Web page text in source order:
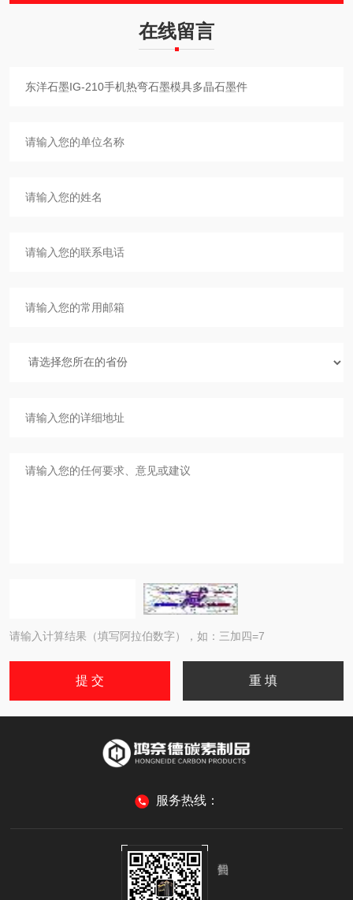
在线留言
请输入计算结果（填写阿拉伯数字），如：三加四=7
服务热线：